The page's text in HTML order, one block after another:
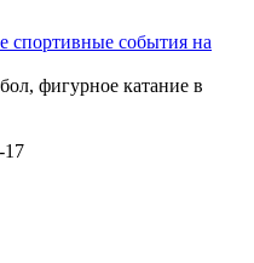
спортивные события на
фигурное катание в